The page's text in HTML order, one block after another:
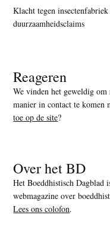
Klacht tegen
duurzaamheidsclaims
Reageren
We vinden het geweldig
manier in contact te komen
toe op de site?
Over het BD
Het Boeddhistisch Dagblad
webmagazine over
Lees ons colofon.